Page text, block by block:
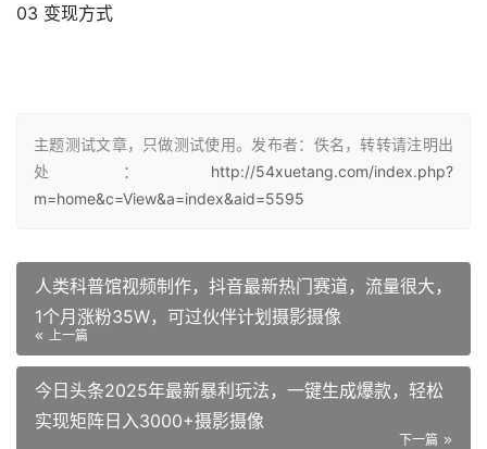
03 变现方式
主题测试文章，只做测试使用。发布者：佚名，转转请注明出
处： http://54xuetang.com/index.php?
m=home&c=View&a=index&aid=5595
人类科普馆视频制作，抖音最新热门赛道，流量很大，
1个月涨粉35W，可过伙伴计划摄影摄像
上一篇
今日头条2025年最新暴利玩法，一键生成爆款，轻松
实现矩阵日入3000+摄影摄像
下一篇